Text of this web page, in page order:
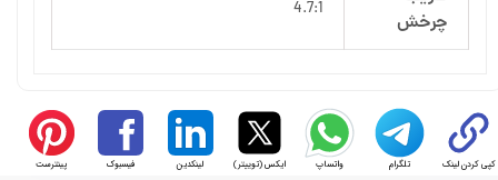
چرخش
4.7:1
کپی کردن لینک تلگرام واتساپ ایکس (توییتر) لینکدین فیسبوک پینترست